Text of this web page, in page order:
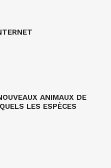
ANIMAUX DE
LES ESPÈCES